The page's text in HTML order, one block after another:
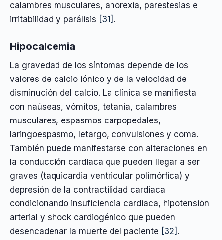
calambres musculares, anorexia, parestesias e
irritabilidad y parálisis [31] .
Hipocalcemia
La gravedad de los síntomas depende de los
valores de calcio iónico y de la velocidad de
disminución del calcio. La clínica se manifiesta
con naúseas, vómitos, tetania, calambres
musculares, espasmos carpopedales,
laringoespasmo, letargo, convulsiones y coma.
También puede manifestarse con alteraciones en
la conducción cardiaca que pueden llegar a ser
graves (taquicardia ventricular polimórfica) y
depresión de la contractilidad cardiaca
condicionando insuficiencia cardiaca, hipotensión
arterial y shock cardiogénico que pueden
desencadenar la muerte del paciente [32] .